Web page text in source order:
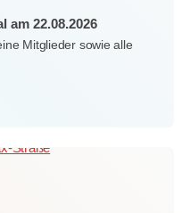
am 22.08.2026
Mitglieder sowie alle